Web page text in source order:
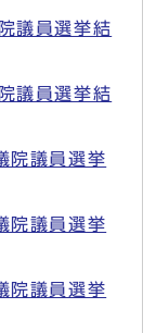
議員選挙結
議員選挙結
院議員選挙
院議員選挙
院議員選挙